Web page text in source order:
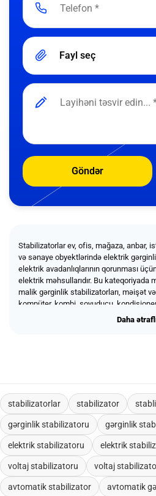
Fayl seç
Göndər
Stabilizatorlar ev, ofis, mağaza, anbar,
və sənaye obyektlərində elektrik
elektrik avadanlıqlarının qorunması
elektrik məhsullarıdır. Bu
malik gərginlik stabilizatorları, məişət
kompüter, kombi, soyuducu,
digər həssas avadanlıqlar üçün uyğun
istehsalat müəssisələri, texniki otaqlar,
layihələri, topdan və korporativ
Daha
Daha
stabilizatorlar stabilizator
gərginlik stabilizatoru gərginlik
elektrik stabilizatoru elektrik
voltaj stabilizatoru voltaj
avtomatik stabilizator avtomatik